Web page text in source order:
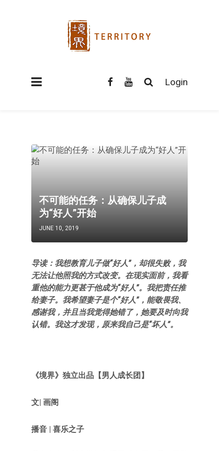
Login
不可能的任务：从确保儿子成
为“好人”开始
JUNE 10, 2019
导读：我想教育儿子做“好人”，却很失败，我
无法让他照我的方式改变。在现实面前，我看
重他的能力更甚于他成为“好人”。我把责任推
给妻子。我希望妻子是个“好人”，能敬畏我、
感谢我，并且当我觉得她错了，她要及时向我
认错。我这才发现，原来我自己是“坏人”。
《境界》独立出品【男人成长团 】
文| 画阁
播音 | 喜乐之子